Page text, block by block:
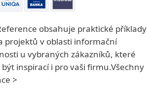
obsahuje praktické příklady
projektů v oblasti informační
u vybraných zákazníků, které
inspirací i pro vaši firmu.Všechny
>